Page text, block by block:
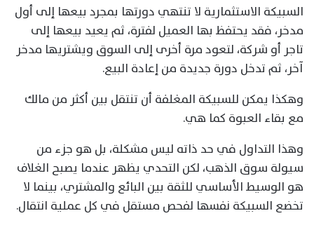
السبيكة الاستثمارية لا تنتهي دورتها بمجرد بيعها إلى أول
مدخر، فقد يحتفظ بها العميل لفترة، ثم يعيد بيعها إلى
تاجر أو شركة، لتعود مرة أخرى إلى السوق ويشتريها مدخر
آخر، ثم تدخل دورة جديدة من إعادة البيع.
وهكذا يمكن للسبيكة المغلفة أن تنتقل بين أكثر من مالك
مع بقاء العبوة كما هي.
وهذا التداول في حد ذاته ليس مشكلة، بل هو جزء من
سيولة سوق الذهب، لكن التحدي يظهر عندما يصبح الغلاف
هو الوسيط الأساسي للثقة بين البائع والمشتري، بينما لا
تخضع السبيكة نفسها لفحص مستقل في كل عملية انتقال.